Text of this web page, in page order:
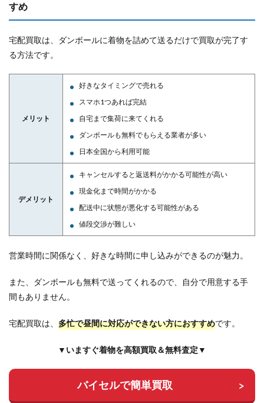
すめ
宅配買取は、ダンボールに着物を詰めて送るだけで買取が完了す
る方法です。
メリット
好きなタイミングで売れる
スマホ1つあれば完結
自宅まで集荷に来てくれる
ダンボールも無料でもらえる業者が多い
日本全国から利用可能
デメリット
キャンセルすると返送料がかかる可能性が高い
現金化まで時間がかかる
配送中に状態が悪化する可能性がある
値段交渉が難しい
営業時間に関係なく、好きな時間に申し込みができるのが魅力。
また、ダンボールも無料で送ってくれるので、自分で用意する手
間もありません。
宅配買取は、 多忙で昼間に対応ができない方におすすめです。
▼いますぐ着物を高額買取＆無料査定▼
バイセルで簡単買取